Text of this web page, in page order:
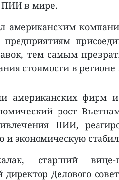
ПИИ в мире.
американским
тем самым
стоимости в
американских фирм
рост
ПИИ,
и экономическую
старший вице-
директор Делового